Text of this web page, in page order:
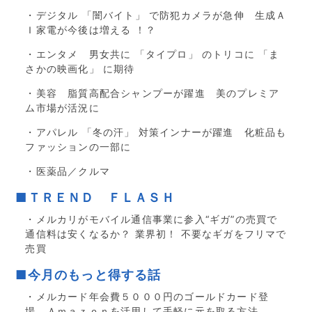
・デジタル 「闇バイト」 で防犯カメラが急伸 生成Ａ
Ｉ家電が今後は増える ！？
・エンタメ 男女共に 「タイプロ」 のトリコに 「ま
さかの映画化」 に期待
・美容 脂質高配合シャンプーが躍進 美のプレミア
ム市場が活況に
・アパレル 「冬の汗」 対策インナーが躍進 化粧品も
ファッションの一部に
・医薬品／クルマ
■ＴＲＥＮＤ ＦＬＡＳＨ
・メルカリがモバイル通信事業に参入“ギガ”の売買で
通信料は安くなるか？ 業界初！ 不要なギガをフリマで
売買
■今月のもっと得する話
・メルカード年会費５０００円のゴールドカード登